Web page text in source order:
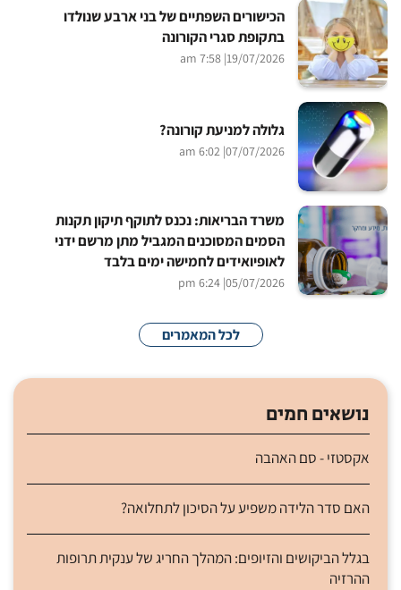
הכישורים השפתיים של בני ארבע שנולדו
בתקופת סגרי הקורונה
19/07/2026
| 7:58 am
גלולה למניעת קורונה?
07/07/2026
| 6:02 am
משרד הבריאות: נכנס לתוקף תיקון תקנות
הסמים המסוכנים המגביל מתן מרשם ידני
לאופיואידים לחמישה ימים בלבד
05/07/2026
| 6:24 pm
לכל המאמרים
נושאים חמים
אקסטזי - סם האהבה
האם סדר הלידה משפיע על הסיכון לתחלואה?
בגלל הביקושים והזיופים: המהלך החריג של ענקית תרופות
ההרזיה